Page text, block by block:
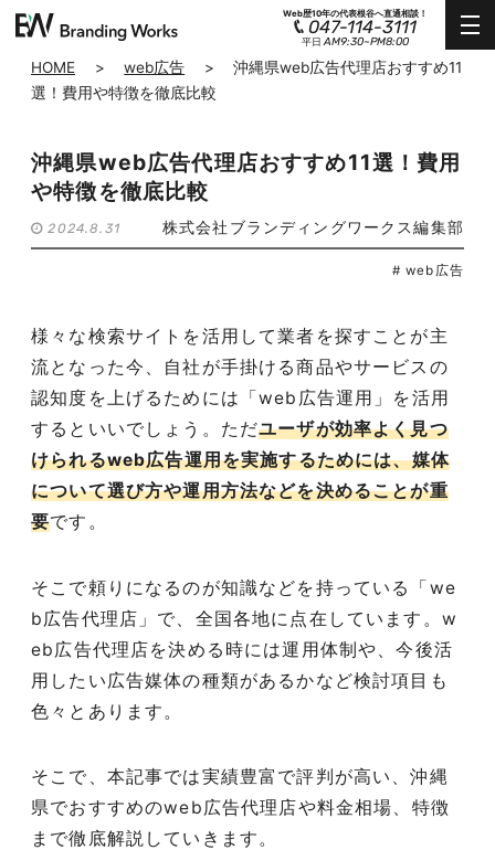
Web歴10年の代表根谷へ直通相談！
047-114-3111
平日AM9:30~PM8:00
HOME > web広告 >
沖縄県web広告代理店おすすめ11
選！費用や特徴を徹底比較
沖縄県web広告代理店おすすめ11選！費用
や特徴を徹底比較
2024.8.31 株式会社ブランディングワークス編集部
# web広告
様々な検索サイトを活用して業者を探すことが主
流となった今、自社が手掛ける商品やサービスの
認知度を上げるためには「web広告運用」を活用
するといいでしょう。ただユーザが効率よく見つ
けられるweb広告運用を実施するためには、媒体
について選び方や運用方法などを決めることが重
要です。
そこで頼りになるのが知識などを持っている「we
b広告代理店」で、全国各地に点在しています。w
eb広告代理店を決める時には運用体制や、今後活
用したい広告媒体の種類があるかなど検討項目も
色々とあります。
そこで、本記事では実績豊富で評判が高い、沖縄
県でおすすめのweb広告代理店や料金相場、特徴
まで徹底解説していきます。